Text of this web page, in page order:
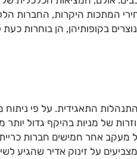
המתכות היקרות, החברות
בקופותיהן, הן בוחרות
התאגידית. על פי
של מניות בהיקף גדול
אחר חמישים חברות